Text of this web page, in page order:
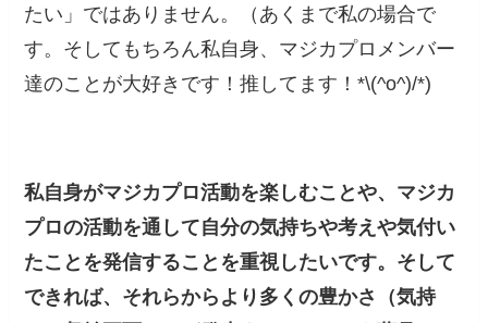
たい」ではありません。（あくまで私の場合で
す。そしてもちろん私自身、マジカプロメンバー
達のことが大好きです！推してます！*\(^o^)/*)
私自身がマジカプロ活動を楽しむことや、マジカ
プロの活動を通して自分の気持ちや考えや気付い
たことを発信することを重視したいです。そして
できれば、それらからより多くの豊かさ（気持